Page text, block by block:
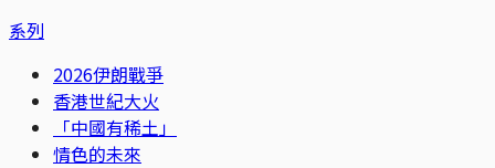
系列
2026伊朗戰爭
香港世紀大火
「中國有稀土」
情色的未來